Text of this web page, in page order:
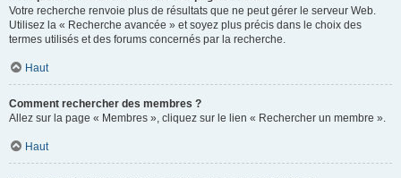
Votre recherche renvoie plus de résultats que ne peut gérer le serveur Web.
Utilisez la « Recherche avancée » et soyez plus précis dans le choix des
termes utilisés et des forums concernés par la recherche.
Haut
Comment rechercher des membres ?
Allez sur la page « Membres », cliquez sur le lien « Rechercher un membre ».
Haut